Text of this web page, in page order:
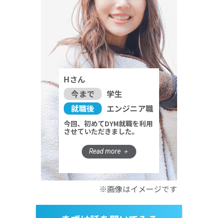
Hさん
今まで
学生
就職後
エンジニア職
今回、初めてDYM就職を利用
させていただきました。
※画像はイメージです